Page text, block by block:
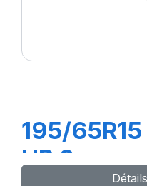
195/65R15
HP 2